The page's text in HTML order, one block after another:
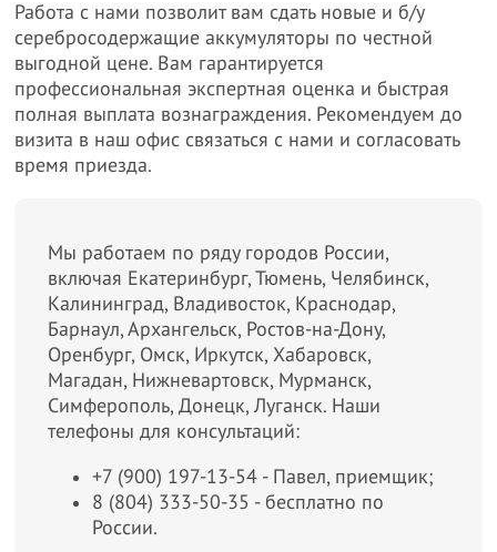
Работа с нами позволит вам сдать новые и б/у
серебросодержащие аккумуляторы по честной
выгодной цене. Вам гарантируется
профессиональная экспертная оценка и быстрая
полная выплата вознаграждения. Рекомендуем до
визита в наш офис связаться с нами и согласовать
время приезда.
Мы работаем по ряду городов России,
включая Екатеринбург, Тюмень, Челябинск,
Калининград, Владивосток, Краснодар,
Барнаул, Архангельск, Ростов-на-Дону,
Оренбург, Омск, Иркутск, Хабаровск,
Магадан, Нижневартовск, Мурманск,
Симферополь, Донецк, Луганск. Наши
телефоны для консультаций:
+7 (900) 197-13-54 - Павел, приемщик;
8 (804) 333-50-35 - бесплатно по
России.